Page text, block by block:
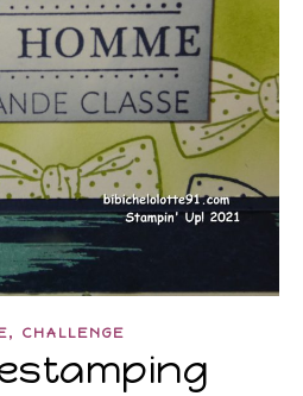
, CHALLENGE